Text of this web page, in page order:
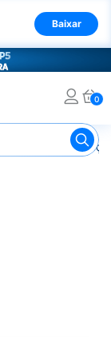
Baixar
0
Alergias e